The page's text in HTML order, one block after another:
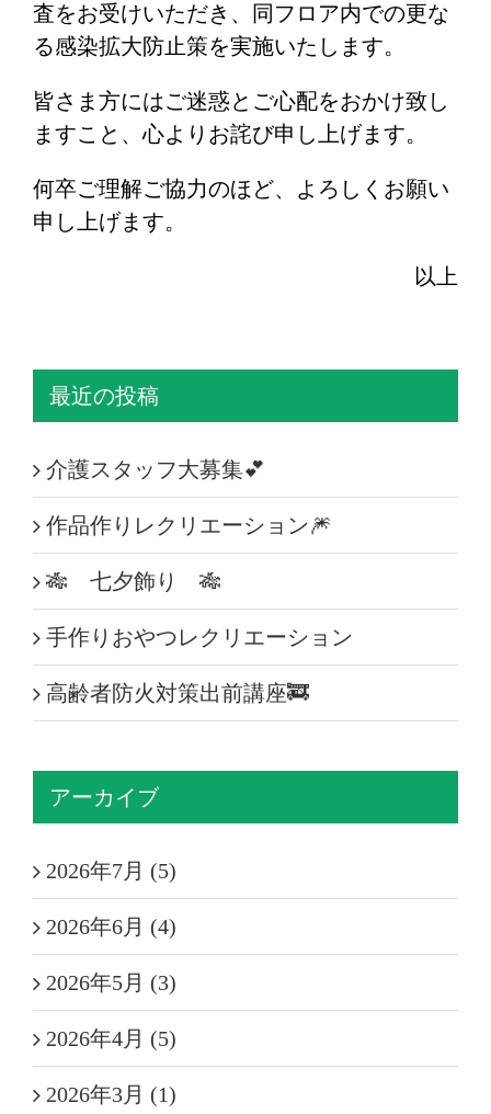
査をお受けいただき、同フロア内での更な
る感染拡大防止策を実施いたします。
皆さま方にはご迷惑とご心配をおかけ致し
ますこと、心よりお詫び申し上げます。
何卒ご理解ご協力のほど、よろしくお願い
申し上げます。
以上
最近の投稿
介護スタッフ大募集💕
作品作りレクリエーション🎆
🎋 七夕飾り 🎋
手作りおやつレクリエーション
高齢者防火対策出前講座🚒
アーカイブ
2026年7月 (5)
2026年6月 (4)
2026年5月 (3)
2026年4月 (5)
2026年3月 (1)